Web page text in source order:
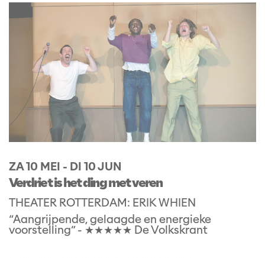
Verdriet is het ding met veren
THEATER ROTTERDAM: ERIK WHIEN
ZA 10 MEI - DI 10 JUN
“Aangrijpende, gelaagde en energieke
voorstelling” - ★★★★★ De Volkskrant